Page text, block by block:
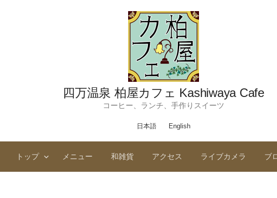
四万温泉 柏屋カフェ Kashiwaya Cafe
コーヒー、ランチ、手作りスイーツ
日本語 English
トップ メニュー 和雑貨 アクセス ライブカメラ ブ